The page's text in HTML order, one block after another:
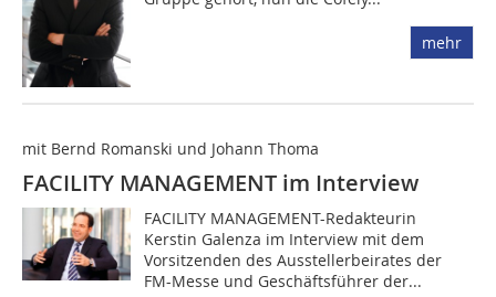
mehr
mit Bernd Romanski und Johann Thoma
FACILITY MANAGEMENT im Interview
FACILITY MANAGEMENT-Redakteurin
Kerstin Galenza im Interview mit dem
Vorsitzenden des Ausstellerbeirates der
FM-Messe und Geschäftsführer der...